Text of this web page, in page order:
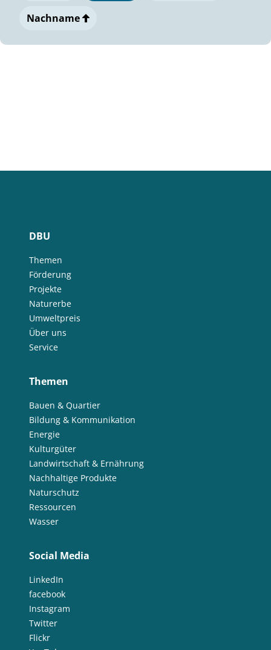
Nachname
DBU
Themen
Förderung
Projekte
Naturerbe
Umweltpreis
Über uns
Service
Themen
Bauen & Quartier
Bildung & Kommunikation
Energie
Kulturgüter
Landwirtschaft & Ernährung
Nachhaltige Produkte
Naturschutz
Ressourcen
Wasser
Social Media
LinkedIn
facebook
Instagram
Twitter
Flickr